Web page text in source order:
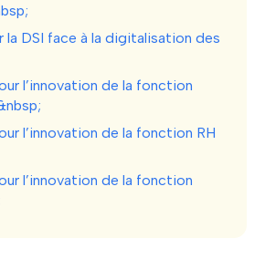
la DSI face à la digitalisation des
l’innovation de la fonction
l’innovation de la fonction RH
l’innovation de la fonction